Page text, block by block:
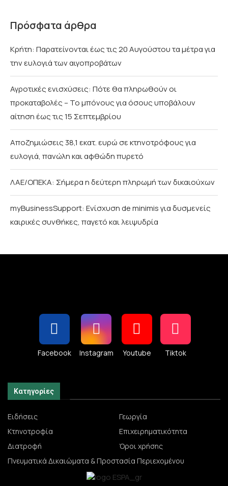
Πρόσφατα άρθρα
Κρήτη: Παρατείνονται έως τις 20 Αυγούστου τα μέτρα για
την ευλογιά των αιγοπροβάτων
Αγροτικές ενισχύσεις: Πότε θα πληρωθούν οι
προκαταβολές – Το μπόνους για όσους υποβάλουν
αίτηση έως τις 15 Σεπτεμβρίου
Αποζημιώσεις 38,1 εκατ. ευρώ σε κτηνοτρόφους για
ευλογιά, πανώλη και αφθώδη πυρετό
ΛΑΕ/ΟΠΕΚΑ: Σήμερα η δεύτερη πληρωμή των δικαιούχων
myBusinessSupport: Ενίσχυση de minimis για δυσμενείς
καιρικές συνθήκες, παγετό και λειψυδρία
Facebook Instagram Youtube Tiktok
Κατηγορίες
Ειδήσεις
Γεωργία
Κτηνοτροφία
Επιχειρηματικότητα
Διατροφή
Όροι χρήσης
Πνευματικά Δικαιώματα & Προστασία Περιεχομένου